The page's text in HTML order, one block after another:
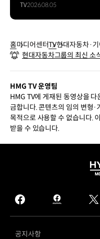
TV2026.08.05
홈미디어센터TV현대자동차·
현대자동차그룹의 최신 소
HMG TV 운영팀
HMG TV에 게재된 동영상을
금합니다. 콘텐츠의 임의 변형·
목적으로 사용할 수 없습니다.
받을 수 있습니다.
facebook
hmg
journal
공지사항